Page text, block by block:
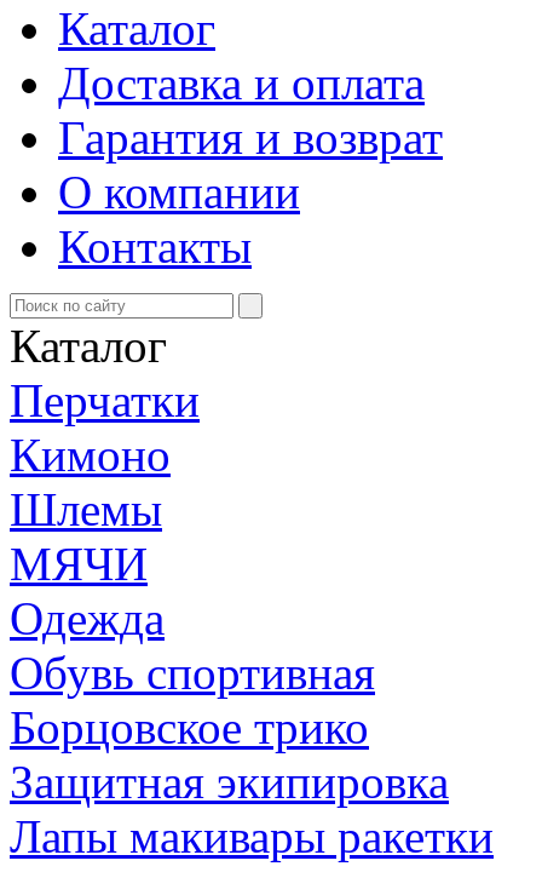
Каталог
Доставка и оплата
Гарантия и возврат
О компании
Контакты
Каталог
Перчатки
Кимоно
Шлемы
МЯЧИ
Одежда
Обувь спортивная
Борцовское трико
Защитная экипировка
Лапы макивары ракетки